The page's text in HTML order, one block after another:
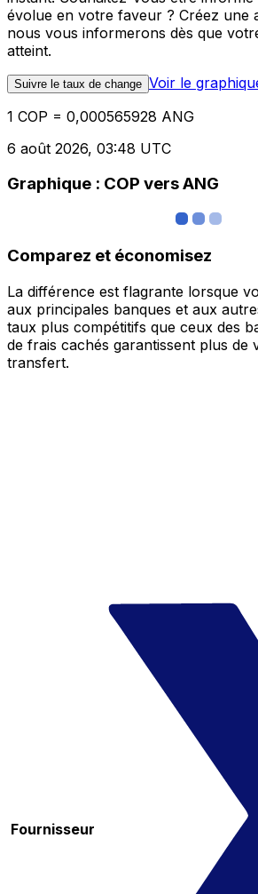
évolue en votre faveur ? Créez une
nous vous informerons dès que
atteint.
Suivre le taux de change Voir le
1 COP = 0,000565928 ANG
6 août 2026, 03:48 UTC
Graphique : COP vers ANG
Comparez et économisez
La différence est flagrante lorsque
aux principales banques et aux
taux plus compétitifs que ceux des
de frais cachés garantissent plus de
transfert.
Fournisseur